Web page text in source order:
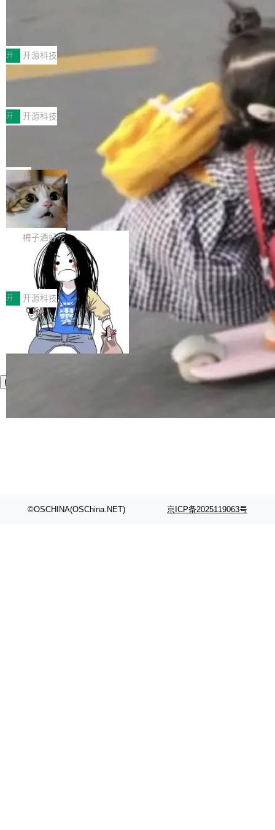
MPComm将作为一种传输引擎接入Mooncake T
ENT，实现零拷贝传输性能提升30%、非零拷贝
传输性能最高提升5倍。UCL-MPComm底层基
于自研UCL-Engine通信引擎，后续腾讯网平将
持续开源更多基于UCL-Engine的高性能通信组
件。 腾讯网平团队在UCL-MPComm中实现了一
个独立于业务线程的全局通信引擎（Engine），
型案例入选名单》，深信服“面向企业研发场景的
开源 AI 编程平台 CoStrict 应用”凭借卓越的技术
创新与落地成效成功入选。 全链路私有化部署，
助力企业AI研发安全落地 当前，越来越多企业已
经开始引入 AI Coding 工具，通过调用公有云模
型或企业内部部署模型提升研发效率。但随着 AI
Coding 从个人辅助工具逐步走向团队级、组织
级应用，企业在规模化落地过程中，对安全性、
可控性和代码质量提出了更高要求。 首先是数据
安全与合规要求。对于大多数普通研发场景，公
有云模型能够满足快速试用和效率提升的需求。
但对于金融、能源、医疗等对数据安全要求较...
开 开源科技
深信服AI算力网关入选工信部人工智能
前不久，工业和信息化部正式发布《2025年人工
智能应用典型案例名单》，集中展示人工智能在
各领域的应用成果，覆盖技术底座、行业赋能、
产品应用、支撑保障、专题等五大方向。深信服
AI算力网关（AI创新平台）成功入选！ 随着各行
各业的Agent走向规模化建设，算力构成形态逐
渐丰富，用户关注的重点也在发生变化：不只是
让AI用起来，还要进一步看清混合算力时代下，
Token花在哪里、算力是否被充分利用，以及持
续增长的AI成本该如何优化。 深信服AI算力网关
正是围绕这些实际问题，从Token治理和成本治
理两个方面，让用户的每一份算力都看得清、管
得住、用得稳、省得下、更安全！ 一、从现在开
始，Token使用一目...
开 开源科技
Jeff Dean 离开 Google：一个时代的结
束，一个实验室的开始
Google 员工编号 20。MapReduce 作者之一。
Bigtable 作者之一。TensorFlow 的作者之一。
Gemini 的架构师。Google 首席科学家。 Jeff D
ean 在 Google 工作了 27 年后，宣布离职。 他
不是一个人走。一同离开的还有 Sanjay Ghema
wat（Google 员工编号 23，Jeff Dean 二十多
年的编程搭档，MapReduce 和 Bigtable 的共同
作者）、Quoc Le（Google 大脑核心成员，Se
q2Seq 和 DocAI 的共同发明人）以及 Oriol Vin
yals（Gemini 联合负责人，AlphaSta...
局
🔥 SolonCode v2026.8.4 发布：界面
字体可调、22 种语言、记忆搜索增强
打开终端就能上岗的全中文编码智能体，这一轮
把「看得清、用母语、记得住」三件事一次补
齐。 SolonCode 是什么 SolonCode 是杭州无
耳科技研发的企业级终端编码智能体——一位全
中文驱动的数字员工，自主理解需求、规划步
骤、编写代码。不挑模型、不挑平台，curl 一行
装完即用。 开源地址：Gitee · GitCode · GitHu
b 安装 支持 Java 8+（8~26）、macOS / Linu
x / Windows / Harmony PC。 # macOS / Linu
x / Harmony PC curl -fsSL https://solon.noea
梅子酒好吃
让“代码语义理解”深度释放AI Coding
价值潜能：华为云码道（CodeArts）
代码仓技术解析
一、代码仓深度理解技术的作用与价值 在软件工
程实践中，代码仓是企业核心知识资产的主要载
体。企业级代码仓库通常包含数十万乃至数百万
个文件，其规模远超单次模型调用可承载的上下
文窗口。随着项目规模的持续扩张与代码历史的
不断累积，代码仓中的模块关系、接口契约、业
务逻辑等关键信息往往分散于数十乃至数百个文
件之中，形成高度复杂的知识关联网络。传统的
开 开源科技
©OSCHINA(OSChina.NET) 京ICP备2025119063号